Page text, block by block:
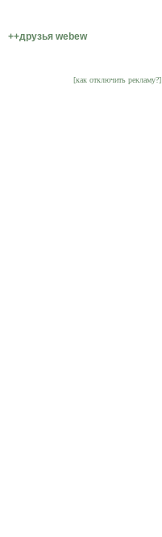
++друзья webew
[как отключить рекламу?]